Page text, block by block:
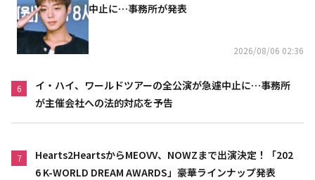
中止に…事務所が発表
2026/08/06 02:36
6
イ・ハイ、ワールドツアーの全公演が急遽中止に…事務所
が主催会社への法的対応を予告
7
Hearts2HeartsからMEOVV、NOWZまで出演決定！「202
6 K-WORLD DREAM AWARDS」豪華ラインナップ発表